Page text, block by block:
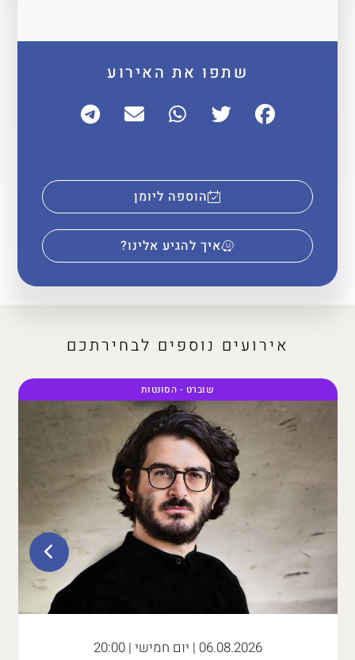
שתפו את האירוע
הוספה ליומן
איך להגיע אלינו?
אירועים נוספים לבחירתכם
שוברט - הסונטות
06.08.2026 | יום חמישי | 20:00